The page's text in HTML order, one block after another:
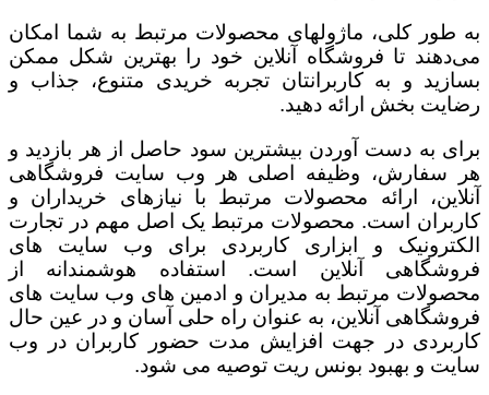
به طور کلی، ماژولهای محصولات مرتبط به شما امکان
می‌دهند تا فروشگاه آنلاین خود را بهترین شکل ممکن
بسازید و به کاربرانتان تجربه خریدی متنوع، جذاب و
رضایت بخش ارائه دهید.
برای به دست آوردن بیشترین سود حاصل از هر بازدید و
هر سفارش، وظیفه اصلی هر وب سایت فروشگاهی
آنلاین، ارائه محصولات مرتبط با نیازهای خریداران و
کاربران است. محصولات مرتبط یک اصل مهم در تجارت
الکترونیک و ابزاری کاربردی برای وب سایت های
فروشگاهی آنلاین است. استفاده هوشمندانه از
محصولات مرتبط به مدیران و ادمین های وب سایت های
فروشگاهی آنلاین، به عنوان راه حلی آسان و در عین حال
کاربردی در جهت افزایش مدت حضور کاربران در وب
سایت و بهبود بونس ریت توصیه می شود.